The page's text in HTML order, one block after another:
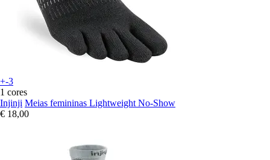
+-3
1 cores
Injinji Meias femininas Lightweight No-Show
€ 18,00